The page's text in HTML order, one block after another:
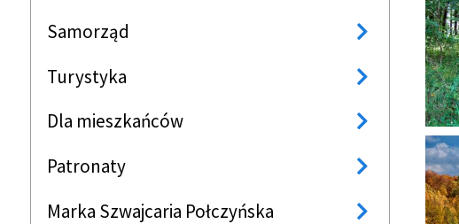
Samorząd
Show
Turystyka Show
Dla mieszkańców Show
Patronaty Show
Marka Szwajcaria Połczyńska Show